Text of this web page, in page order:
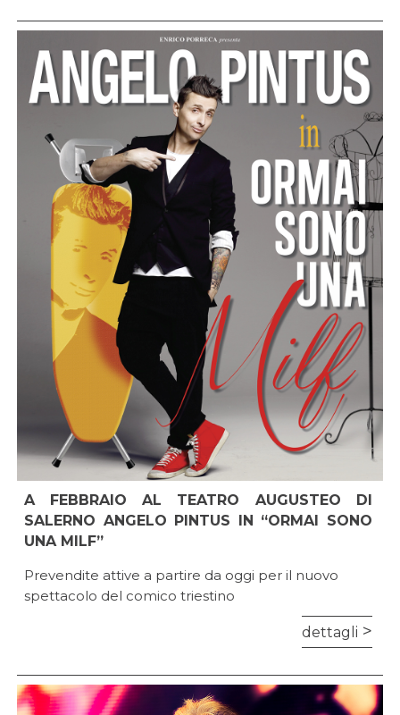
A FEBBRAIO AL TEATRO AUGUSTEO DI
SALERNO ANGELO PINTUS IN “ORMAI SONO
UNA MILF”
Prevendite attive a partire da oggi per il nuovo
spettacolo del comico triestino
dettagli